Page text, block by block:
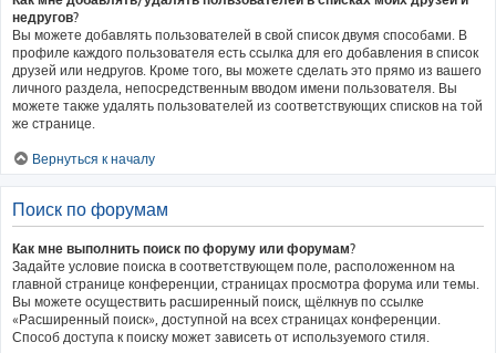
недругов?
Вы можете добавлять пользователей в свой список двумя способами. В
профиле каждого пользователя есть ссылка для его добавления в список
друзей или недругов. Кроме того, вы можете сделать это прямо из вашего
личного раздела, непосредственным вводом имени пользователя. Вы
можете также удалять пользователей из соответствующих списков на той
же странице.
Вернуться к началу
Поиск по форумам
Как мне выполнить поиск по форуму или форумам?
Задайте условие поиска в соответствующем поле, расположенном на
главной странице конференции, страницах просмотра форума или темы.
Вы можете осуществить расширенный поиск, щёлкнув по ссылке
«Расширенный поиск», доступной на всех страницах конференции.
Способ доступа к поиску может зависеть от используемого стиля.